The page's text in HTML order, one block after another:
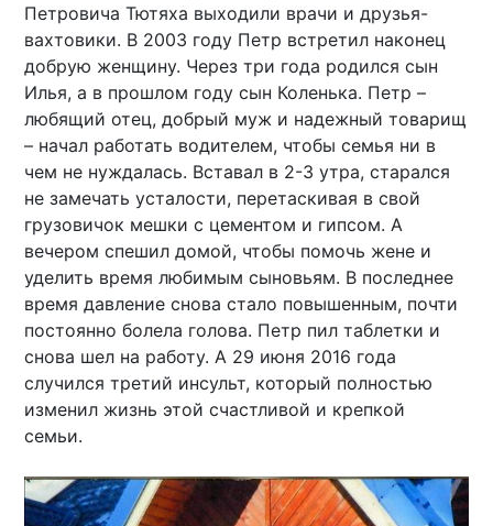
Петровича Тютяха выходили врачи и друзья-
вахтовики. В 2003 году Петр встретил наконец
добрую женщину. Через три года родился сын
Илья, а в прошлом году сын Коленька. Петр –
любящий отец, добрый муж и надежный товарищ
– начал работать водителем, чтобы семья ни в
чем не нуждалась. Вставал в 2-3 утра, старался
не замечать усталости, перетаскивая в свой
грузовичок мешки с цементом и гипсом. А
вечером спешил домой, чтобы помочь жене и
уделить время любимым сыновьям. В последнее
время давление снова стало повышенным, почти
постоянно болела голова. Петр пил таблетки и
снова шел на работу. А 29 июня 2016 года
случился третий инсульт, который полностью
изменил жизнь этой счастливой и крепкой
семьи.